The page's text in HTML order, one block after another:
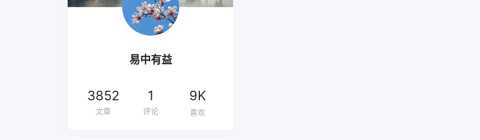
易中有益
3852
文章
1
评论
9K
喜欢